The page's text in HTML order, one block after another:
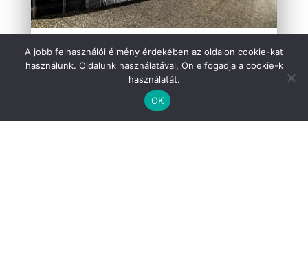
Kategóriák
A jobb felhasználói élmény érdekében az oldalon cookie-kat
használunk. Oldalunk használatával, Ön elfogadja a cookie-k
használatát.
OK